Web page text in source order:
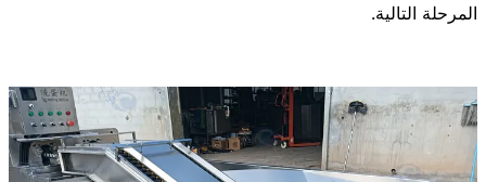
المرحلة التالية.